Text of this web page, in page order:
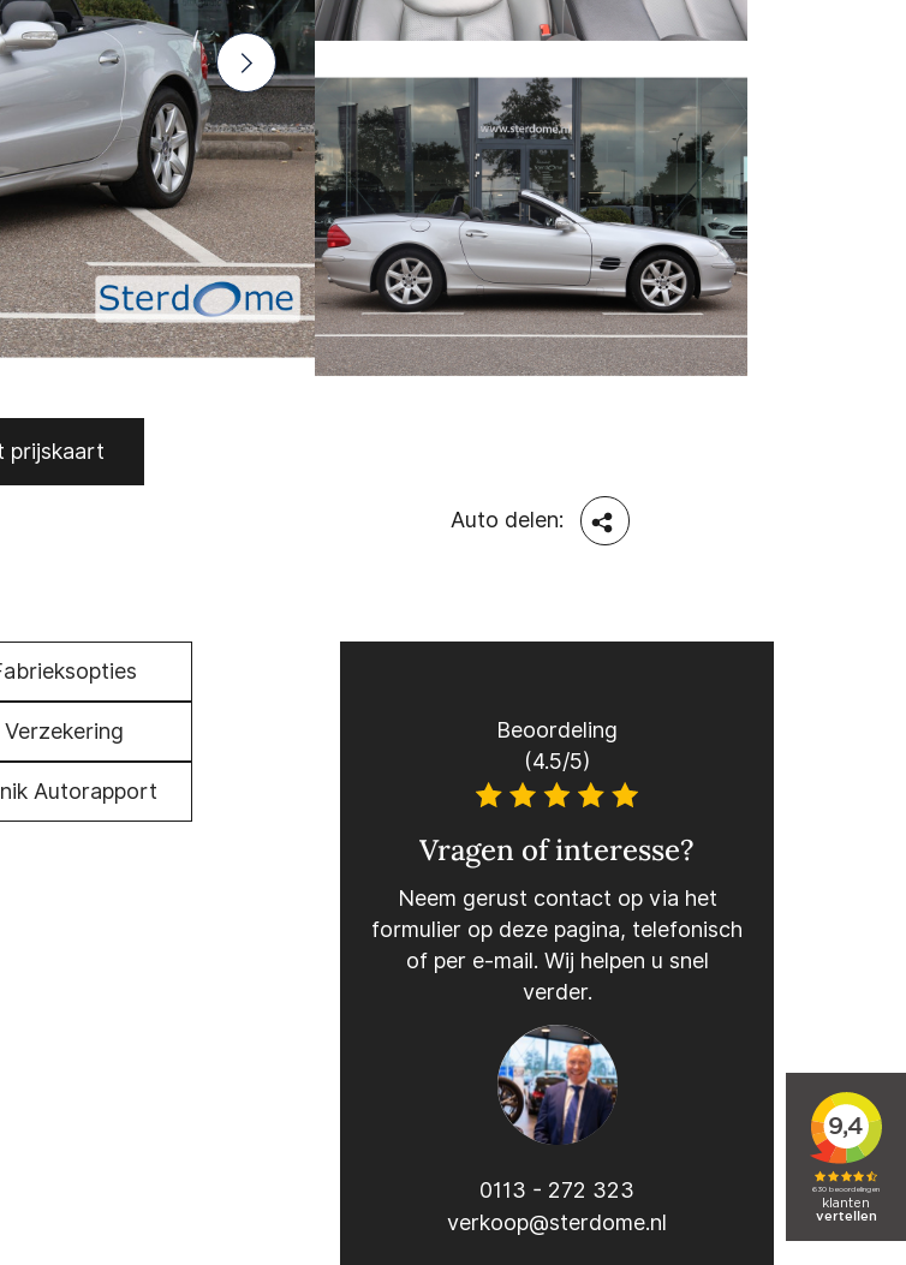
prijskaart
Auto delen:
Verzekering
Autorapport
Beoordeling
(4.5/5)
Vragen of interesse?
Neem gerust contact op via het
formulier op deze pagina, telefonisch
of per e-mail. Wij helpen u snel
verder.
0113 - 272 323
verkoop@sterdome.nl